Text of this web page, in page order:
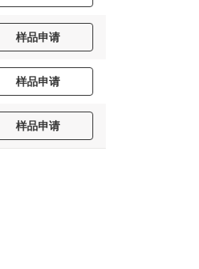
样品申请
样品申请
样品申请